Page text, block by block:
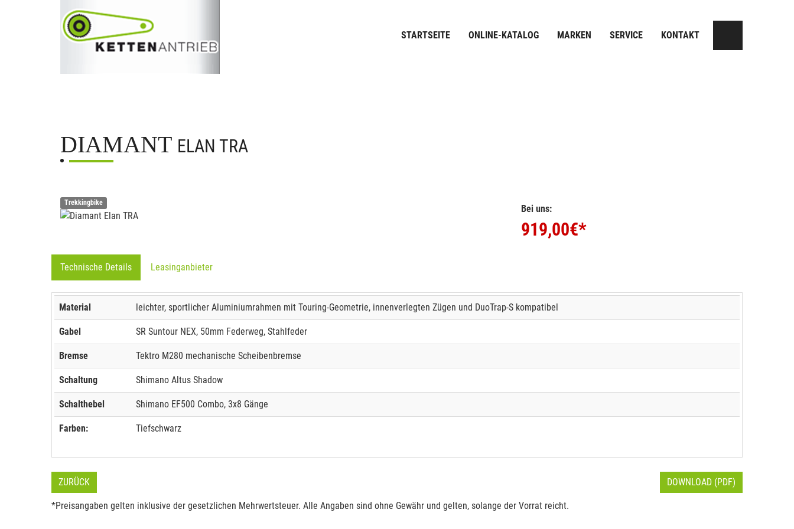
STARTSEITE ONLINE-KATALOG MARKEN SERVICE KONTAKT
DIAMANT ELAN TRA
Trekkingbike
Bei uns:
919,00€*
Technische Details Leasinganbieter
Material leichter, sportlicher Aluminiumrahmen mit Touring-Geometrie, innenverlegten Zügen und DuoTrap-S kompatibel
Gabel SR Suntour NEX, 50mm Federweg, Stahlfeder
Bremse Tektro M280 mechanische Scheibenbremse
Schaltung Shimano Altus Shadow
Schalthebel Shimano EF500 Combo, 3x8 Gänge
Farben: Tiefschwarz
ZURÜCK DOWNLOAD (PDF)
*Preisangaben gelten inklusive der gesetzlichen Mehrwertsteuer. Alle Angaben sind ohne Gewähr und gelten, solange der Vorrat reicht.